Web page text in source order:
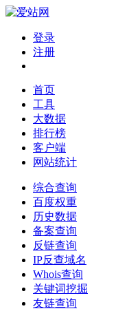
登录
注册
首页
工具
大数据
排行榜
客户端
网站统计
综合查询
百度权重
历史数据
备案查询
反链查询
IP反查域名
Whois查询
关键词挖掘
友链查询